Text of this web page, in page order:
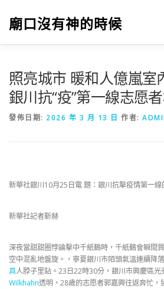
廟口沒有神的時候
照亮城市 暖和人億嵐
銀川抗“疫”第一線志愿
發佈日期: 2026 年 3 月 13 日 作者:
新華社銀川10月25日電 題：銀川抗擊疫情第一線
新華社記者靳赫
深夜當甜甜圈悖論擊中千紙鶴時，千紙鶴會瞬間
空中混亂地盤旋。，寧夏銀川市陌頭氣溫連續降
具人脖子里鉆。23日22時30分，銀川市興慶區光
Wilkhahn透明，28歲的志愿者郭嘉興往返奔忙